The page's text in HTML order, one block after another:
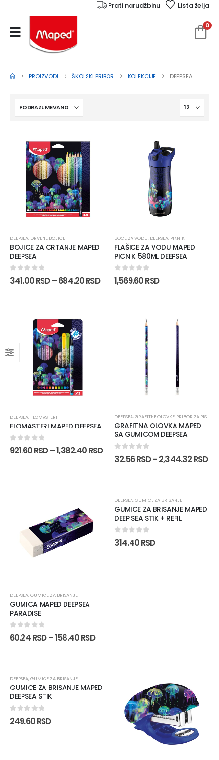
Prati narudžbinu Lista želja
0
PROIZVODI ŠKOLSKI PRIBOR KOLEKCIJE DEEPSEA
DEEPSEA, DRVENE BOJICE
BOJICE ZA CRTANJE MAPED
DEEPSEA
0 out of 5
341.00RSD–684.20RSD
BOCE ZA VODU, DEEPSEA, PIKNIK
FLAŠICE ZA VODU MAPED
PICNIK 580ML DEEPSEA
0 out of 5
1,569.60RSD
DEEPSEA, FLOMASTERI
FLOMASTERI MAPED DEEPSEA
0 out of 5
921.60RSD–1,382.40 RSD
DEEPSEA,GRAFITNE OLOVKE, PRIBOR ZA PISANJE
GRAFITNA OLOVKA MAPED
SA GUMICOM DEEPSEA
0 out of 5
32.56RSD–2,344.32 RSD
DEEPSEA,GUMICE ZA BRISANJE
GUMICA MAPED DEEPSEA
PARADISE
0out of 5
60.24RSD–158.40RSD
DEEPSEA,GUMICE ZA BRISANJE
GUMICE ZA BRISANJE MAPED
DEEP SEA STIK + REFIL
0out of 5
314.40RSD
DEEPSEA,GUMICE ZA BRISANJE
GUMICE ZA BRISANJE MAPED
DEEPSEA STIK
0 out of 5
249.60RSD